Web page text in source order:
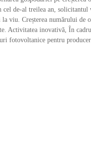
de-al treilea an, solicitantul
viu. Creșterea numărului de
Activitatea inovativă, În
fotovoltanice pentru